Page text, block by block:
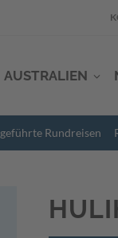
AUSTRALIEN
geführte Rundreisen